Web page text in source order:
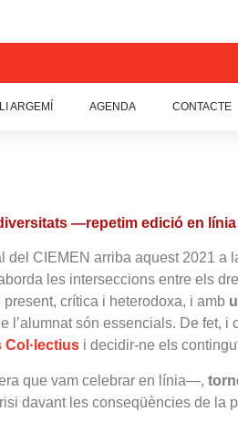
ARGEMÍ AGENDA CONTACTE
—repetim edició en línia
del CIEMEN arriba aquest 2021
les interseccions entre els
crítica i heterodoxa, i amb
l’alumnat són essencials. De
Col·lectius i decidir-ne els
que vam celebrar en línia—,
davant les conseqüències de la